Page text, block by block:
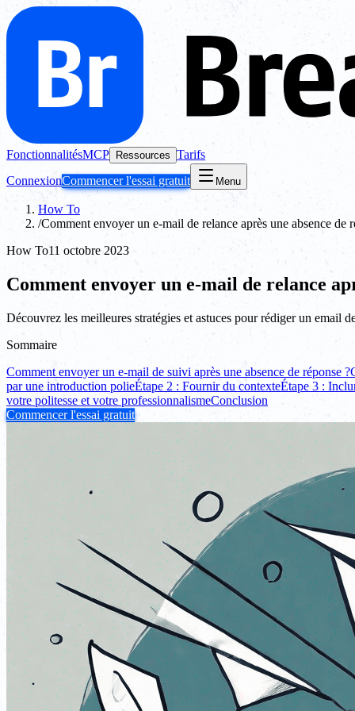
FonctionnalitésMCP Ressources Tarifs
ConnexionCommencer l'essai gratuit Menu
How To
/Comment envoyer un e-mail de relance après une absence de
How To11 octobre 2023
Comment envoyer un e-mail de relance
Découvrez les meilleures stratégies et astuces pour rédiger un email
Sommaire
Comment envoyer un e-mail de suivi après une absence de réponse ?
par une introduction polieÉtape 2 : Fournir du contexteÉtape 3 :
votre politesse et votre professionnalismeConclusion
Commencer l'essai gratuit